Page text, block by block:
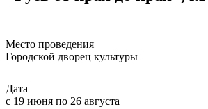
Место проведения
Городской дворец культуры
Дата
с 19 июня по 26 августа